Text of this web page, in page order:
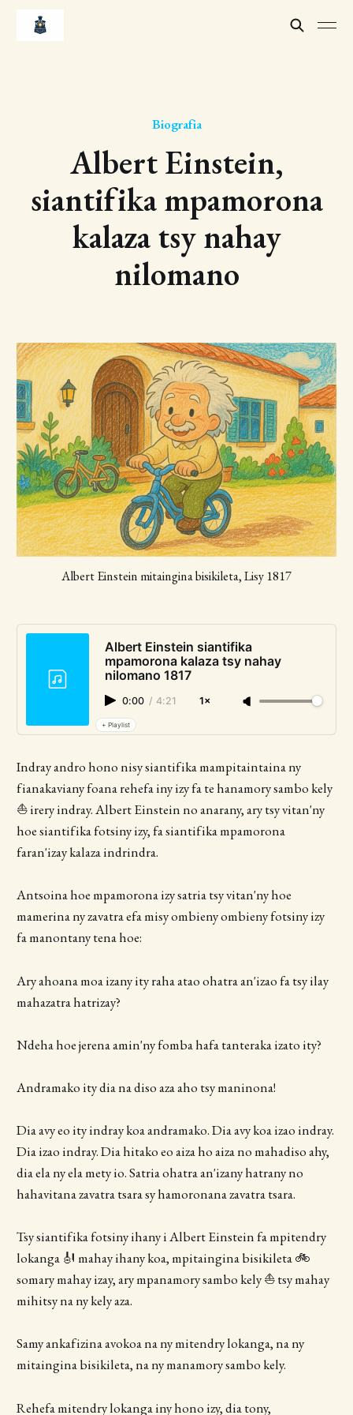
Biografia
Albert Einstein,
siantifika mpamorona
kalaza tsy nahay
nilomano
Albert Einstein mitaingina bisikileta, Lisy 1817
Albert Einstein siantifika
mpamorona kalaza tsy nahay
nilomano 1817
0:00 / 4:21 1×
+ Playlist
Indray andro hono nisy siantifika mampitaintaina ny
fianakaviany foana rehefa iny izy fa te hanamory sambo kely
⛵️ irery indray. Albert Einstein no anarany, ary tsy vitan'ny
hoe siantifika fotsiny izy, fa siantifika mpamorona
faran'izay kalaza indrindra.
Antsoina hoe mpamorona izy satria tsy vitan'ny hoe
mamerina ny zavatra efa misy ombieny ombieny fotsiny izy
fa manontany tena hoe:
Ary ahoana moa izany ity raha atao ohatra an'izao fa tsy ilay
mahazatra hatrizay?
Ndeha hoe jerena amin'ny fomba hafa tanteraka izato ity?
Andramako ity dia na diso aza aho tsy maninona!
Dia avy eo ity indray koa andramako. Dia avy koa izao indray.
Dia izao indray. Dia hitako eo aiza ho aiza no mahadiso ahy,
dia ela ny ela mety io. Satria ohatra an'izany hatrany no
hahavitana zavatra tsara sy hamoronana zavatra tsara.
Tsy siantifika fotsiny ihany i Albert Einstein fa mpitendry
lokanga 🎻 mahay ihany koa, mpitaingina bisikileta 🚲
somary mahay izay, ary mpanamory sambo kely ⛵️ tsy mahay
mihitsy na ny kely aza.
Samy ankafizina avokoa na ny mitendry lokanga, na ny
mitaingina bisikileta, na ny manamory sambo kely.
Rehefa mitendry lokanga iny hono izy, dia tony,